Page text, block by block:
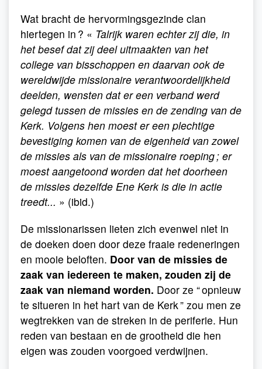
Wat bracht de hervormingsgezinde clan
hiertegen in ? « Talrijk waren echter zij die, in
het besef dat zij deel uitmaakten van het
college van bisschoppen en daarvan ook de
wereldwijde missionaire verantwoordelijkheid
deelden, wensten dat er een verband werd
gelegd tussen de missies en de zending van de
Kerk. Volgens hen moest er een plechtige
bevestiging komen van de eigenheid van zowel
de missies als van de missionaire roeping ; er
moest aangetoond worden dat het doorheen
de missies dezelfde Ene Kerk is die in actie
treedt... » (ibid.)
De missionarissen lieten zich evenwel niet in
de doeken doen door deze fraaie redeneringen
en mooie beloften. Door van de missies de
zaak van iedereen te maken, zouden zij de
zaak van niemand worden. Door ze “ opnieuw
te situeren in het hart van de Kerk ” zou men ze
wegtrekken van de streken in de periferie. Hun
reden van bestaan en de grootheid die hen
eigen was zouden voorgoed verdwijnen.